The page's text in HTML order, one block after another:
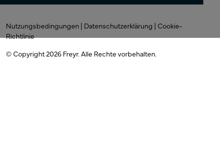
Nutzungsbedingungen | Datenschutzerklärung | Cookie-
Richtlinie
© Copyright 2026 Freyr. Alle Rechte vorbehalten.